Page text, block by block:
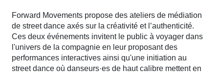
Forward Movements propose des ateliers de médiation
de street dance axés sur la créativité et l’authenticité.
Ces deux événements invitent le public à voyager dans
l'univers de la compagnie en leur proposant des
performances interactives ainsi qu'une initiation au
street dance où danseurs·es de haut calibre mettent en